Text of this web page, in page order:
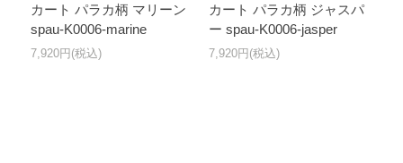
カート パラカ柄 マリーン
spau-K0006-marine
7,920円(税込)
カート パラカ柄 ジャスパ
ー spau-K0006-jasper
7,920円(税込)